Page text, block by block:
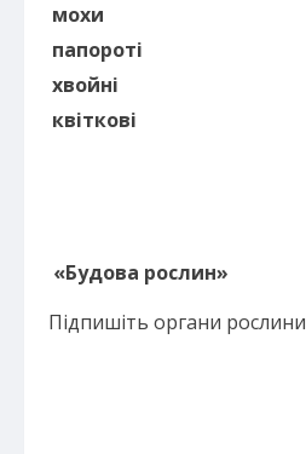
мохи
папороті
хвойні
квіткові
«Будова рослин»
Підпишіть органи рослини